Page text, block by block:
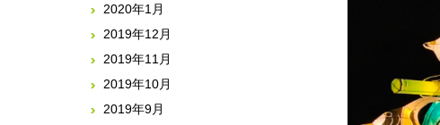
2020年1月
2019年12月
2019年11月
2019年10月
2019年9月